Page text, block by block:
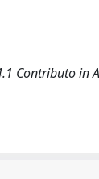
Contributo in